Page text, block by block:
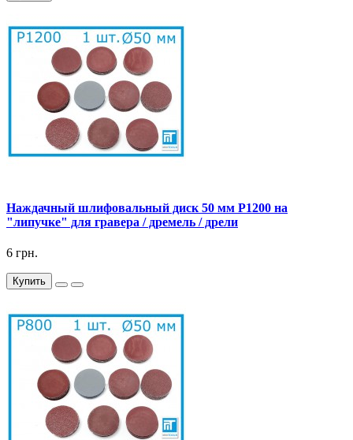
Наждачный шлифовальный диск 50 мм P1200 на
"липучке" для гравера / дремель / дрели
6 грн.
Купить